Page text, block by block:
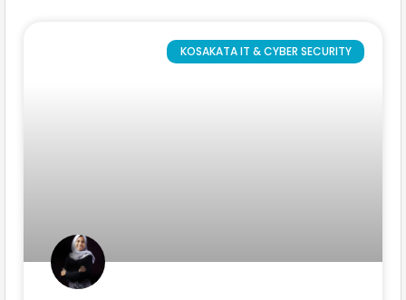
KOSAKATA IT & CYBER SECURITY